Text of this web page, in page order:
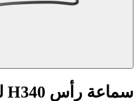
سماعة رأس H340 للكمبيوتر بمنفذ USB